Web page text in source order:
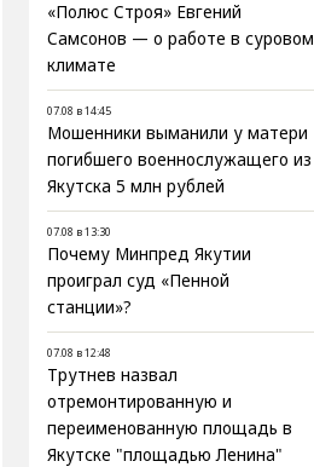
«Полюс Строя» Евгений
Самсонов — о работе в суровом
климате
07.08 в 14:45
Мошенники выманили у матери
погибшего военнослужащего из
Якутска 5 млн рублей
07.08 в 13:30
Почему Минпред Якутии
проиграл суд «Пенной
станции»?
07.08 в 12:48
Трутнев назвал
отремонтированную и
переименованную площадь в
Якутске "площадью Ленина"